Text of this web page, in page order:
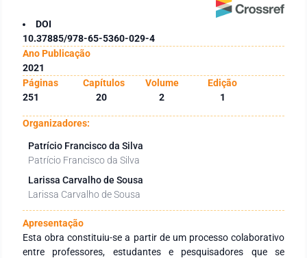
DOI
10.37885/978-65-5360-029-4
Ano Publicação
2021
Páginas
Capítulos Volume
Edição
251
20 2 1
Organizadores:
Patrício Francisco da Silva
Patrício Francisco da Silva
Larissa Carvalho de Sousa
Larissa Carvalho de Sousa
Apresentação
Esta obra constituiu-se a partir de um processo colaborativo
entre professores, estudantes e pesquisadores que se